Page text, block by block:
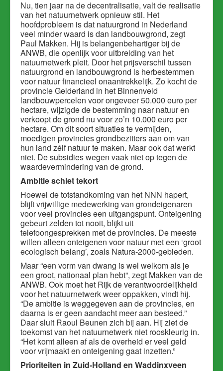
Nu, tien jaar na de decentralisatie, valt de realisatie
van het natuurnetwerk opnieuw stil. Het
hoofdprobleem is dat natuurgrond in Nederland
veel minder waard is dan landbouwgrond, zegt
Paul Makken. Hij is belangenbehartiger bij de
ANWB, die openlijk voor uitbreiding van het
natuurnetwerk pleit. Door het prijsverschil tussen
natuurgrond en landbouwgrond is herbestemmen
voor natuur financieel onaantrekkelijk. Zo kocht de
provincie Gelderland in het Binnenveld
landbouwpercelen voor ongeveer 50.000 euro per
hectare, wijzigde de bestemming naar natuur en
verkoopt de grond nu voor zo’n 10.000 euro per
hectare. Om dit soort situaties te vermijden,
moedigen provincies grondbezitters aan om van
hun land zélf natuur te maken. Maar ook dat werkt
niet. De subsidies wegen vaak niet op tegen de
waardevermindering van de grond.
Ambitie schiet tekort
Hoewel de totstandkoming van het NNN hapert,
blijft vrijwillige medewerking van grondeigenaren
voor veel provincies een uitgangspunt. Onteigening
gebeurt zelden tot nooit, blijkt uit
telefoongesprekken met de provincies. De meeste
willen alleen onteigenen voor natuur met een ‘groot
ecologisch belang’, zoals Natura-2000-gebieden.
Maar “een vorm van dwang is wel welkom als je
een groot, nationaal plan hebt”, zegt Makken van de
ANWB. Ook moet het Rijk de verantwoordelijkheid
voor het natuurnetwerk weer oppakken, vindt hij.
“De ambitie is weggegeven aan de provincies, en
daarna is er geen aandacht meer aan besteed.”
Daar sluit Raoul Beunen zich bij aan. Hij ziet de
toekomst van het natuurnetwerk niet rooskleurig in.
“Het komt alleen af als de overheid er veel geld
voor vrijmaakt en onteigening gaat inzetten.”
Prioriteiten in Zuid-Holland en Waddinxveen